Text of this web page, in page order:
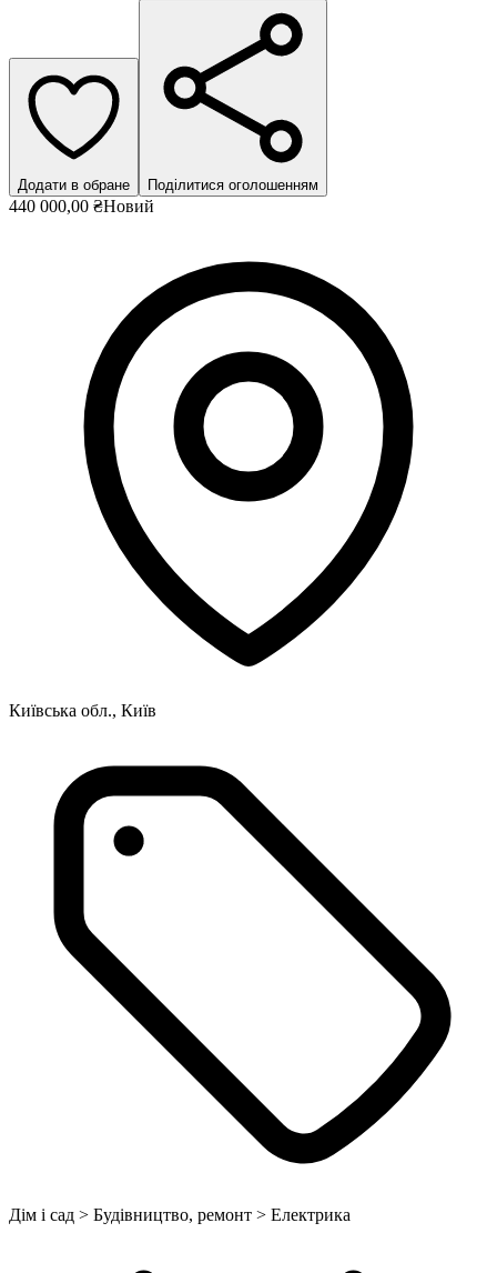
Додати в обране Поділитися оголошенням
440 000,00 ₴Новий
Київська обл., Київ
Дім і сад > Будівництво, ремонт > Електрика